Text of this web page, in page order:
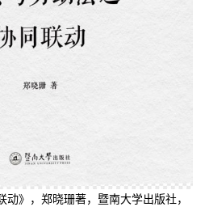
动》，郑晓珊著，暨南大学出版社，